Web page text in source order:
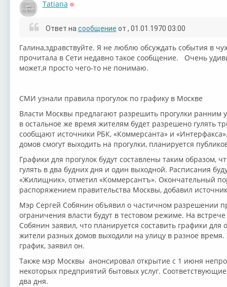
Tatiana
Ответ на сообщение от , 01.01.1970 03:00
Галина,здравствуйте. Я не люблю обсуждать события в
прочитала в Сети недавно такое сообщение. Очень
может,я просто чего-то не понимаю.
СМИ узнали правила прогулок по графику в Москве
Власти Москвы предлагают разрешить прогулки ранним
в остальное же время жителям будет разрешено гулять
сообщают источники РБК, «Коммерсанта» и
домов смогут выходить на прогулки, планируется
Графики для прогулок будут составлены таким образом,
гулять в два будних дня и один выходной. Расписания
«Жилищник», отметил «Коммерсантъ». Окончательный
распоряжением правительства Москвы, добавил
Мэр Сергей Собянин объявил о частичном разрешении
ограничения власти будут в тестовом режиме. На
Собянин заявил, что планируется составить графики
жители разных домов выходили на улицу в разное
график, заявил он.
Также мэр Москвы анонсировал открытие с 1 июня
некоторых предприятий бытовых услуг.
два дня.